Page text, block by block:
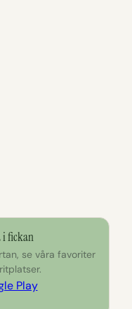
i fickan
se våra favoriter